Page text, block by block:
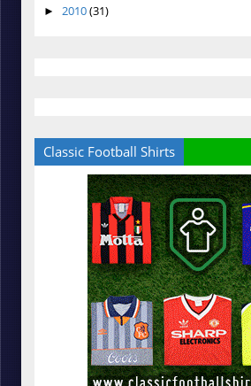
► 2010(31)
Classic Football Shirts